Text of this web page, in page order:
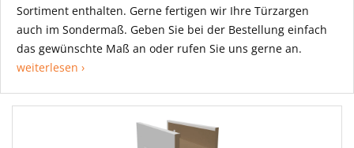
Sortiment enthalten. Gerne fertigen wir Ihre Türzargen
auch im Sondermaß. Geben Sie bei der Bestellung einfach
das gewünschte Maß an oder rufen Sie uns gerne an.
weiterlesen ›